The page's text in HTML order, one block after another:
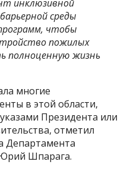
инклюзивной
среды
чтобы
пожилых
полноценную жизнь
многие
в этой области,
Президента или
отметил
Департамента
Шпарага.